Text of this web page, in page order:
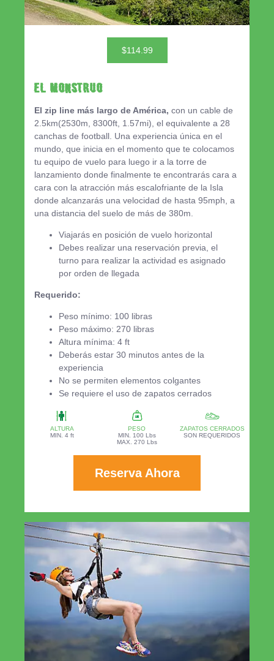
$114.99
El MONSTRUO
El zip line más largo de América, con un cable de
2.5km(2530m, 8300ft, 1.57mi), el equivalente a 28
canchas de football. Una experiencia única en el
mundo, que inicia en el momento que te colocamos
tu equipo de vuelo para luego ir a la torre de
lanzamiento donde finalmente te encontrarás cara a
cara con la atracción más escalofriante de la Isla
donde alcanzarás una velocidad de hasta 95mph, a
una distancia del suelo de más de 380m.
Viajarás en posición de vuelo horizontal
Debes realizar una reservación previa, el
turno para realizar la actividad es asignado
por orden de llegada
Requerido:
Peso mínimo: 100 libras
Peso máximo: 270 libras
Altura mínima: 4 ft
Deberás estar 30 minutos antes de la
experiencia
No se permiten elementos colgantes
Se requiere el uso de zapatos cerrados
ALTURA
MIN. 4 ft
PESO
MIN. 100 Lbs
MAX. 270 Lbs
ZAPATOS CERRADOS
SON REQUERIDOS
Reserva Ahora